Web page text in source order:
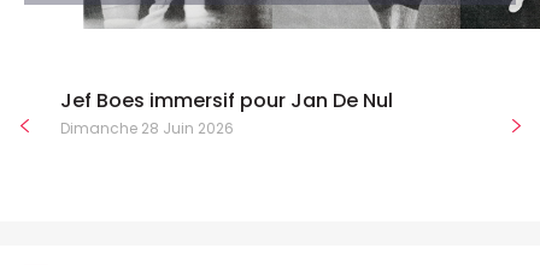
Jef Boes immersif pour Jan De Nul
Dimanche 28 Juin 2026